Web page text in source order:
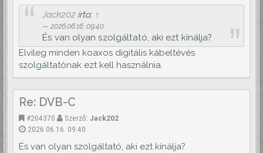
Jack202írta: ↑
2026.06.16. 09:40
És van olyan szolgáltató, aki ezt kínálja?
Elvileg minden koaxos digitális kábeltévés
szolgáltatónak ezt kell használnia.
Re: DVB-C
#204370 Szerző: Jack202
2026.06.16. 09:40
És van olyan szolgáltató, aki ezt kínálja?